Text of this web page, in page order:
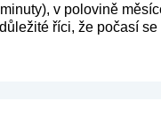
v polovině
říci, že počasí se